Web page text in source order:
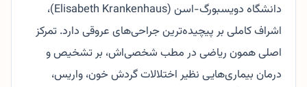
دانشگاه دویسبورگ-اسن (Elisabeth Krankenhaus)،
اشراف کاملی بر پیچیده‌ترین جراحی‌های عروقی دارد. تمرکز
اصلی همون ریاضی در مطب شخصی‌اش، بر تشخیص و
درمان بیماری‌هایی نظیر اختلالات گردش خون، واریس،